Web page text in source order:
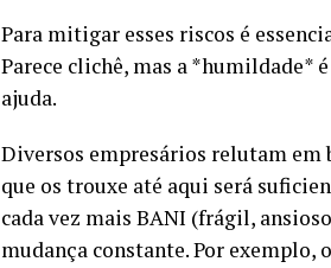
Para mitigar esses riscos é
Parece clichê, mas a *humildade*
ajuda.
Diversos empresários relutam em
que os trouxe até aqui será
cada vez mais BANI (frágil,
mudança constante. Por exemplo,